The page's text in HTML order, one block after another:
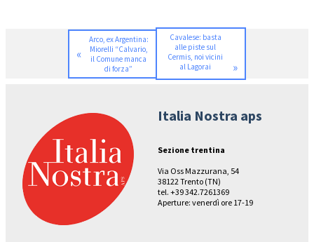
«
Arco, ex Argentina:
Miorelli “Calvario,
il Comune manca
di forza”
Cavalese: basta
alle piste sul
Cermis, noi vicini
al Lagorai
»
Italia Nostra aps
Sezione trentina
Via Oss Mazzurana, 54
38122 Trento (TN)
tel. +39 342.7261369
Aperture: venerdì ore 17-19